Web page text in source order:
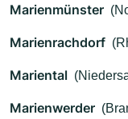
Marienmünster
Marienrachdorf
Mariental
Marienwerder